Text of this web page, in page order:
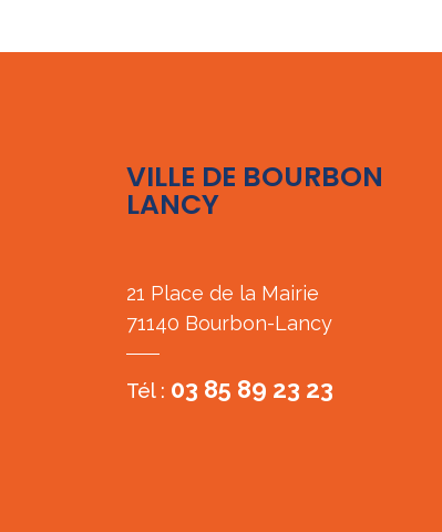
VILLE DE BOURBON
LANCY
21 Place de la Mairie
71140 Bourbon-Lancy
Tél : 03 85 89 23 23